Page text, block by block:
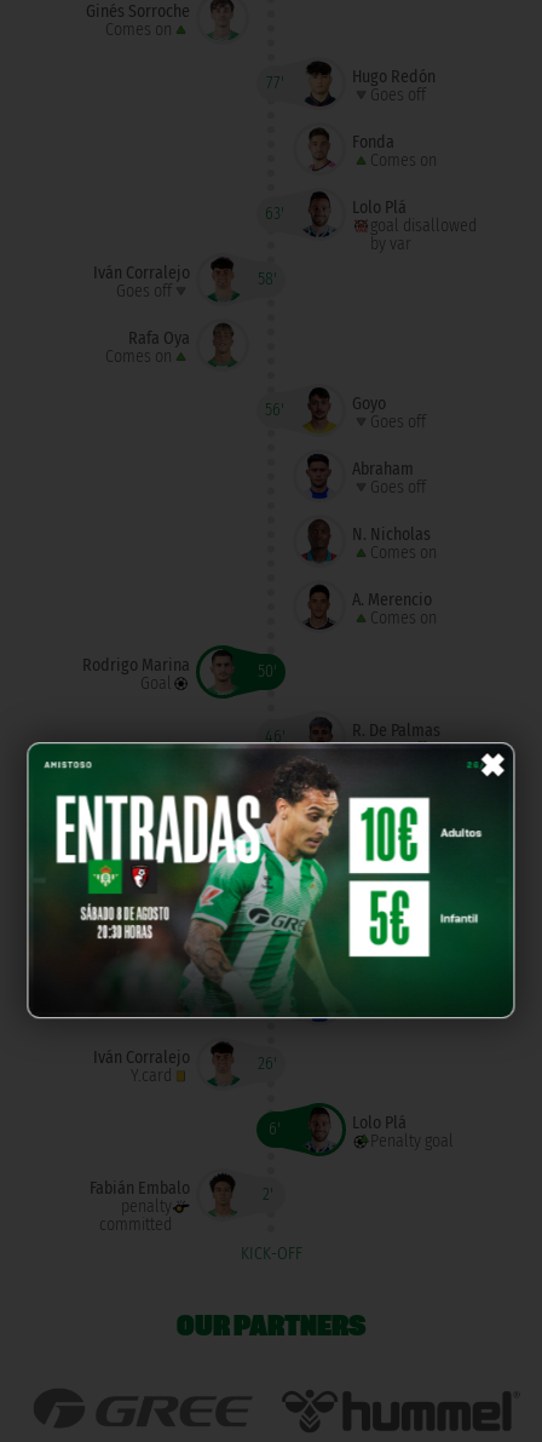
×
Ginés Sorroche
Comes on
77'
Hugo Redón
Goes off
Fonda
Comes on
63'
Lolo Plá
goal disallowed
by var
58'
Iván Corralejo
Goes off
Rafa Oya
Comes on
56'
Goyo
Goes off
Abraham
Goes off
N. Nicholas
Comes on
Á. Merencio
Comes on
50'
Rodrigo Marina
Goal
46'
R. De Palmas
Goes off
Álex Blesa
Comes on
44'
Emmanuel
Goal
Óscar Masqué
Assist
40'
26'
Iván Corralejo
Y.card
6'
Lolo Plá
Penalty goal
2'
Fabián Embalo
penalty
committed
KICK-OFF
OUR PARTNERS